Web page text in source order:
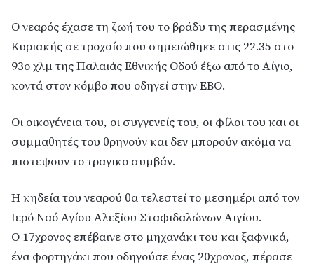
Ο νεαρός έχασε τη ζωή του το βράδυ της περασμένης
Κυριακής σε τροχαίο που σημειώθηκε στις 22.35 στο
93ο χλμ της Παλαιάς Εθνικής Οδού έξω από το Αίγιο,
κοντά στον κόμβο που οδηγεί στην ΕΒΟ.
Οι οικογένεια του, οι συγγενείς του, οι φίλοι του και οι
συμμαθητές του θρηνούν και δεν μπορούν ακόμα να
πιστεψουν το τραγικο συμβάν.
Η κηδεία του νεαρού θα τελεστεί το μεσημέρι από τον
Ιερό Ναό Αγίου Αλεξίου Σταφιδαλώνων Αιγίου.
Ο 17χρονος επέβαινε στο μηχανάκι του και ξαφνικά,
ένα φορτηγάκι που οδηγούσε ένας 20χρονος, πέρασε